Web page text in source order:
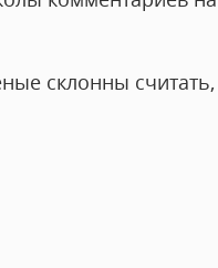
склонны